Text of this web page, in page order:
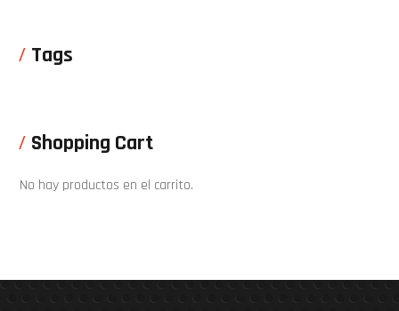
Tags
Shopping Cart
No hay productos en el carrito.